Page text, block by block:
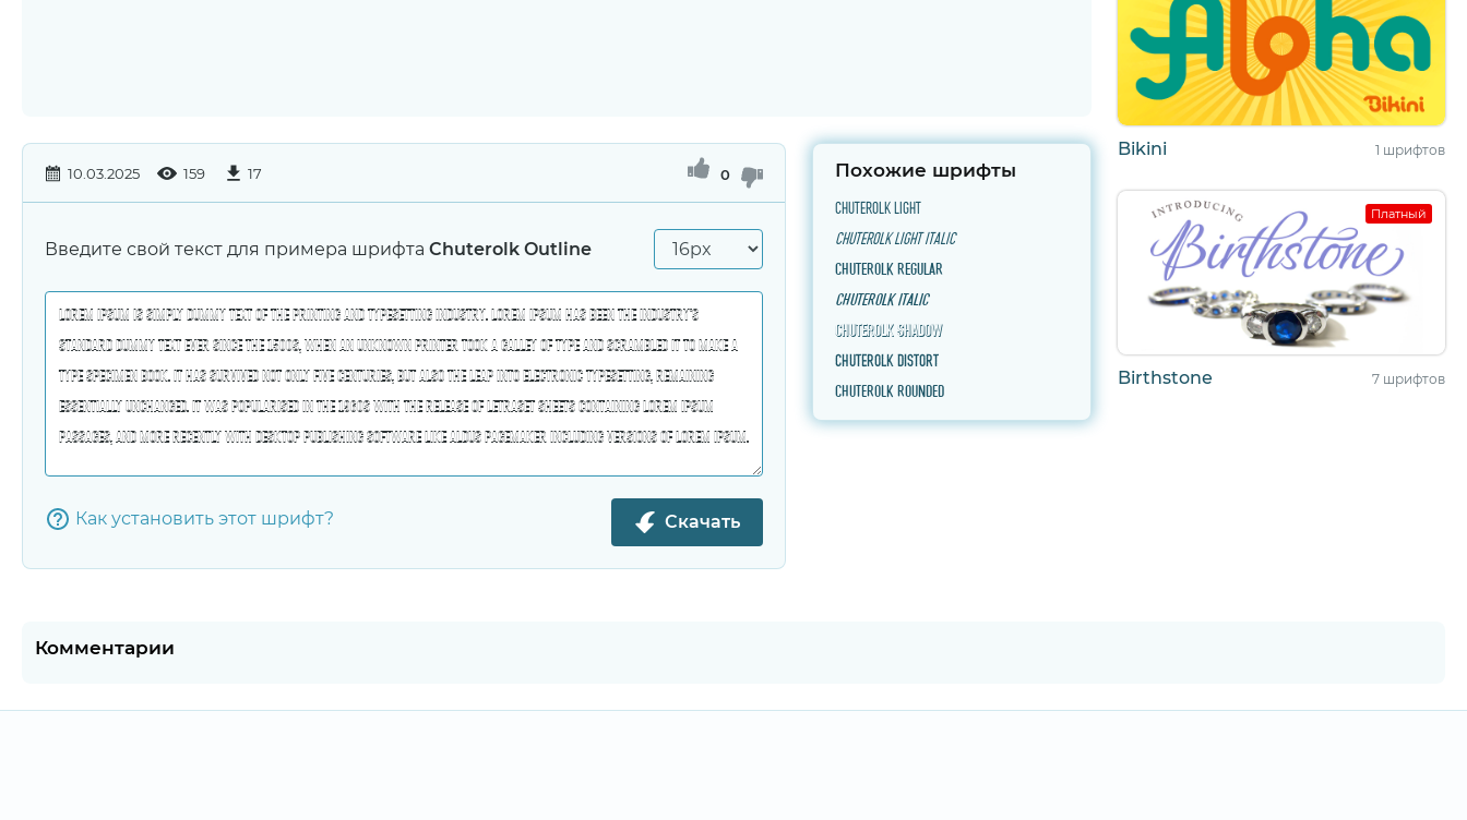
10.03.2025 159 17 0
Введите свой текст для примера шрифта Chuterolk Outline
Как установить этот шрифт? Скачать
Похожие шрифты
Chuterolk Light
Chuterolk Light Italic
Chuterolk Regular
Chuterolk Italic
Chuterolk Shadow
Chuterolk Distort
Chuterolk Rounded
Bikini 1 шрифтов
Платный
Birthstone 7 шрифтов
Комментарии